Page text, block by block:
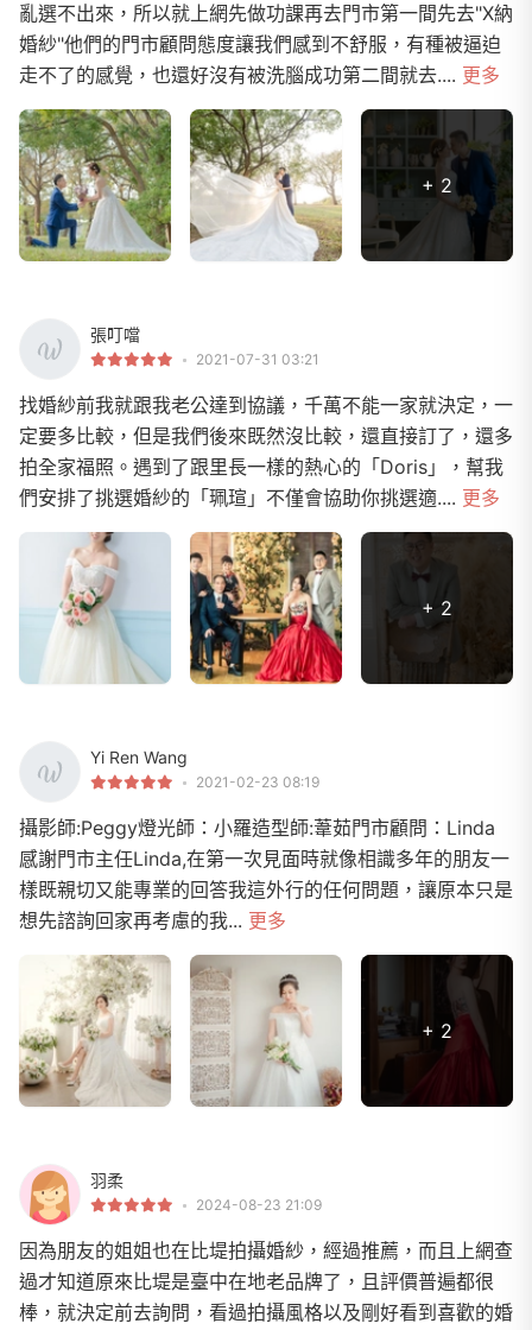
亂選不出來，所以就上網先做功課再去門市第一間先去"X納
婚紗"他們的門市顧問態度讓我們感到不舒服，有種被逼迫
走不了的感覺，也還好沒有被洗腦成功第二間就去.... 更多
+ 2
張叮噹
2021-07-31 03:21
找婚紗前我就跟我老公達到協議，千萬不能一家就決定，一
定要多比較，但是我們後來既然沒比較，還直接訂了，還多
拍全家福照。遇到了跟里長一樣的熱心的「Doris」，幫我
們安排了挑選婚紗的「珮瑄」不僅會協助你挑選適.... 更多
+ 2
Yi Ren Wang
2021-02-23 08:19
攝影師:Peggy燈光師：小羅造型師:葦茹門市顧問：Linda
感謝門市主任Linda,在第一次見面時就像相識多年的朋友一
樣既親切又能專業的回答我這外行的任何問題，讓原本只是
想先諮詢回家再考慮的我... 更多
+ 2
羽柔
2024-08-23 21:09
因為朋友的姐姐也在比堤拍攝婚紗，經過推薦，而且上網查
過才知道原來比堤是臺中在地老品牌了，且評價普遍都很
棒，就決定前去詢問，看過拍攝風格以及剛好看到喜歡的婚